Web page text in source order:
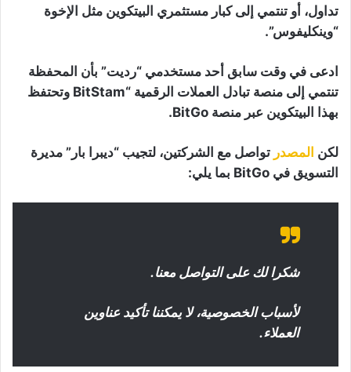
تداول، أو تنتمي إلى كبار مستثمري البيتكوين مثل الإخوة
“وينكليفوس”.
ادعى في وقت سابق أحد مستخدمي “رديت” بأن المحفظة
تنتمي إلى منصة تبادل العملات الرقمية “BitStam وتحتفظ
بهذا البيتكوين عبر منصة BitGo.
لكن المصدر تواصل مع الشركتين، لتجيب “ديبرا بار” مديرة
التسويق في BitGo بما يلي:
شكرا لك على التواصل معنا.
لأسباب الخصوصية، لا يمكننا تأكيد عناوين
العملاء.